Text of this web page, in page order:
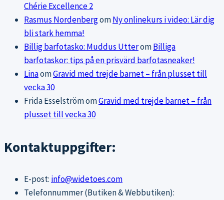
Chérie Excellence 2
Rasmus NordenbergomNy onlinekurs i video: Lär dig
bli stark hemma!
Billig barfotasko: Muddus UtteromBilliga
barfotaskor: tips på en prisvärd barfotasneaker!
LinaomGravid med trejde barnet – från plusset till
vecka 30
Frida EsselströmomGravid med trejde barnet – från
plusset till vecka 30
Kontaktuppgifter:
E-post: info@widetoes.com
Telefonnummer (Butiken & Webbutiken):